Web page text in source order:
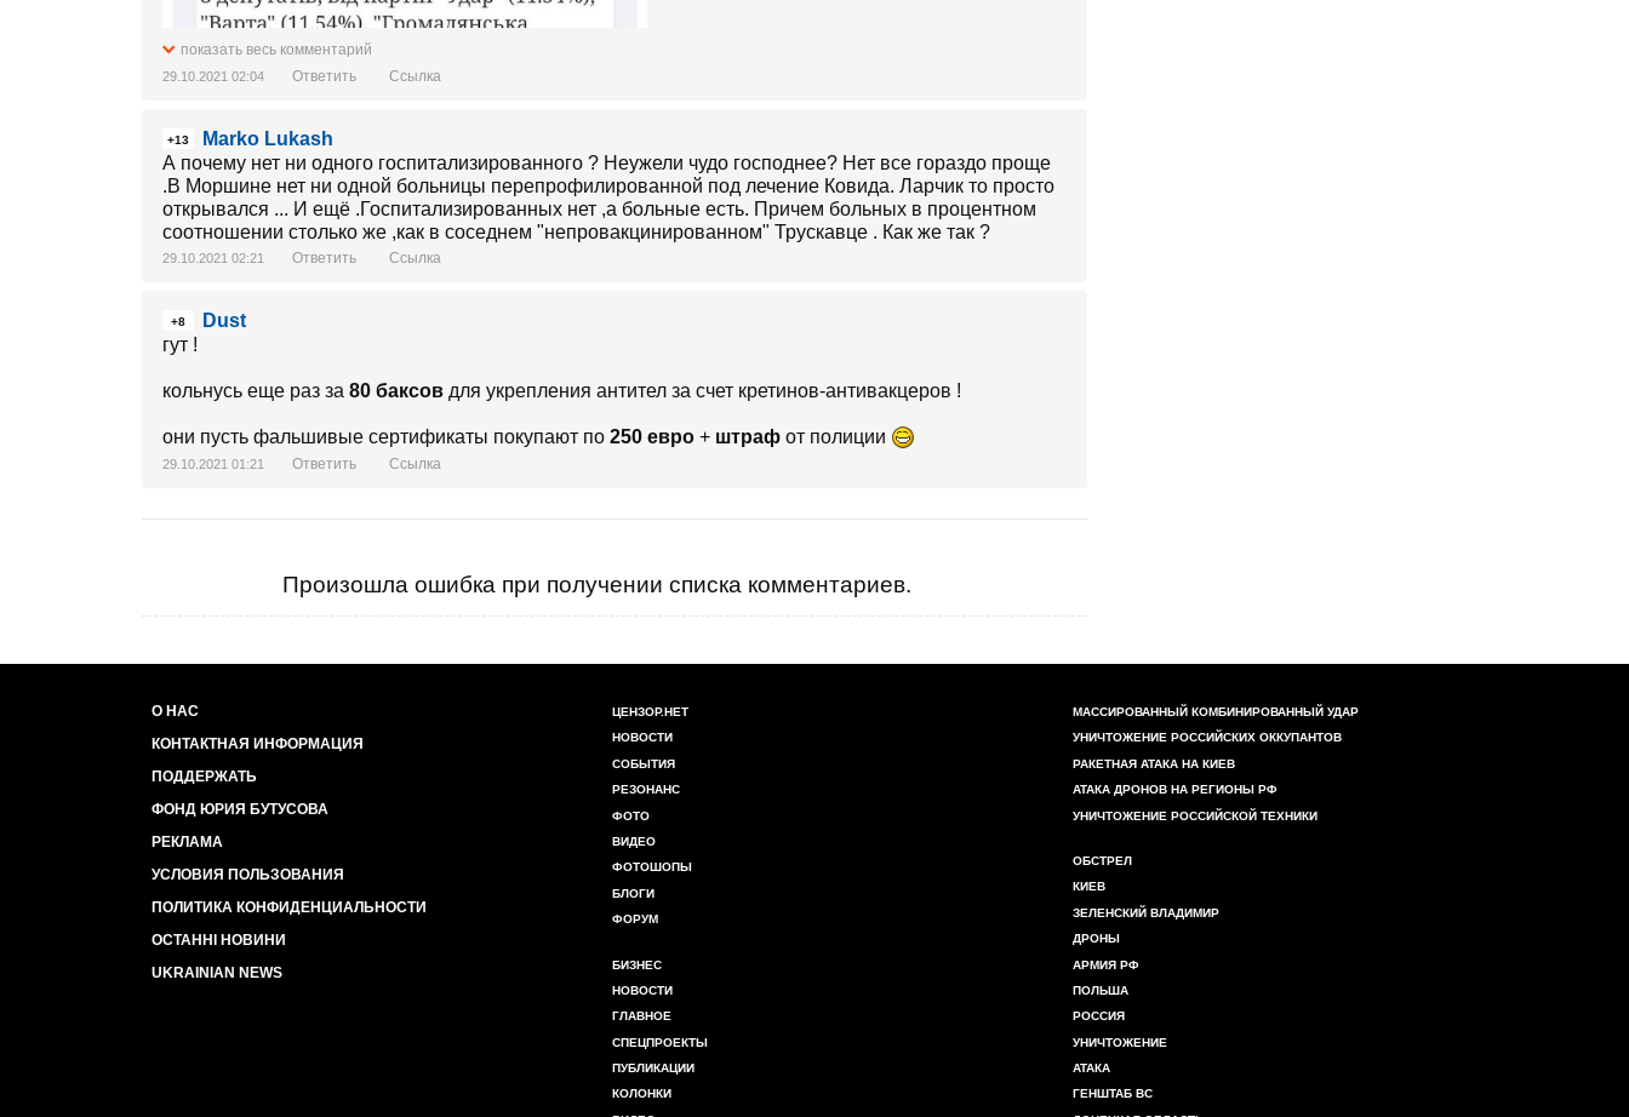
показать весь комментарий
29.10.2021 02:04 Ответить Ссылка
+13
Marko Lukash
А почему нет ни одного госпитализированного ? Неужели чудо господнее? Нет все гораздо проще
.В Моршине нет ни одной больницы перепрофилированной под лечение Ковида. Ларчик то просто
открывался ... И ещё .Госпитализированных нет ,а больные есть. Причем больных в процентном
соотношении столько же ,как в соседнем "непровакцинированном" Трускавце . Как же так ?
29.10.2021 02:21 Ответить Ссылка
+8
Dust
гут !
кольнусь еще раз за 80 баксов для укрепления антител за счет кретинов-антивакцеров !
они пусть фальшивые сертификаты покупают по 250 евро + штраф от полиции
29.10.2021 01:21 Ответить Ссылка
Произошла ошибка при получении списка комментариев.
О НАС
КОНТАКТНАЯ ИНФОРМАЦИЯ
ПОДДЕРЖАТЬ
ФОНД ЮРИЯ БУТУСОВА
РЕКЛАМА
УСЛОВИЯ ПОЛЬЗОВАНИЯ
ПОЛИТИКА КОНФИДЕНЦИАЛЬНОСТИ
ОСТАННІ НОВИНИ
UKRAINIAN NEWS
ЦЕНЗОР.НЕТ
НОВОСТИ
СОБЫТИЯ
РЕЗОНАНС
ФОТО
ВИДЕО
ФОТОШОПЫ
БЛОГИ
ФОРУМ
БИЗНЕС
НОВОСТИ
ГЛАВНОЕ
СПЕЦПРОЕКТЫ
ПУБЛИКАЦИИ
КОЛОНКИ
МАССИРОВАННЫЙ КОМБИНИРОВАННЫЙ УДАР
УНИЧТОЖЕНИЕ РОССИЙСКИХ ОККУПАНТОВ
РАКЕТНАЯ АТАКА НА КИЕВ
АТАКА ДРОНОВ НА РЕГИОНЫ РФ
УНИЧТОЖЕНИЕ РОССИЙСКОЙ ТЕХНИКИ
ОБСТРЕЛ
КИЕВ
ЗЕЛЕНСКИЙ ВЛАДИМИР
ДРОНЫ
АРМИЯ РФ
ПОЛЬША
РОССИЯ
УНИЧТОЖЕНИЕ
АТАКА
ГЕНШТАБ ВС